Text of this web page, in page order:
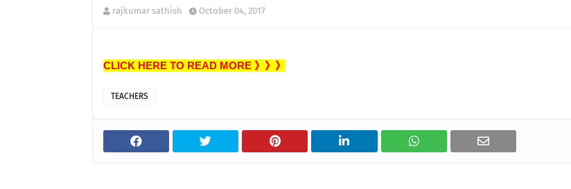
rajkumar sathish October 04, 2017
CLICK HERE TO READ MORE 》》》
TEACHERS